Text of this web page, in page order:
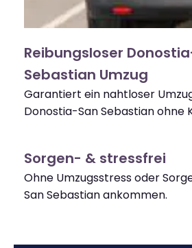
Reibungsloser
Sebastian Umzug
Garantiert ein nahtloser
Donostia-San Sebastian ohne
Sorgen- & stressfrei
Ohne Umzugsstress oder
San Sebastian ankommen.